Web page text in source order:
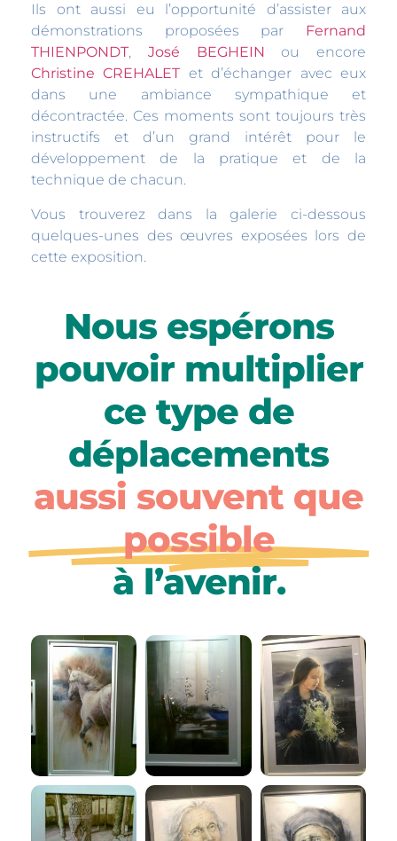
Ils ont aussi eu l’opportunité d’assister aux
démonstrations proposées par Fernand
THIENPONDT, José BEGHEIN
ou encore
Christine CREHALET et d’échanger avec eux
dans une ambiance sympathique et
décontractée. Ces moments sont toujours très
instructifs et d’un grand intérêt pour le
développement de la pratique et de la
technique de chacun.
Vous trouverez dans la galerie ci-dessous
quelques-unes des œuvres exposées lors de
cette exposition.
Nous espérons
pouvoir multiplier
ce type de
déplacements
aussi souvent que
possible
à l’avenir.